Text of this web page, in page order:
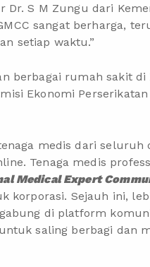
Dr. S M Zungu dari
sangat berharga,
setiap waktu.”
berbagai rumah sakit
Ekonomi
medis dari
Tenaga medis
Medical Expert
korporasi. Sejauh ini,
di platform
saling berbagi dan